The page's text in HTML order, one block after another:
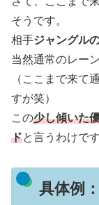
そうです。
相手ジャングル
当然通常のレー
（ここまで来て
すが笑）
この少し傾いた
ドと言うわけです
具体例